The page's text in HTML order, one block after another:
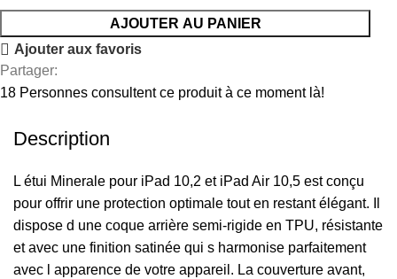
AJOUTER AU PANIER
Ajouter aux favoris
Partager:
18 Personnes consultent ce produit à ce moment là!
Description
L étui Minerale pour iPad 10,2 et iPad Air 10,5 est conçu
pour offrir une protection optimale tout en restant élégant. Il
dispose d une coque arrière semi-rigide en TPU, résistante
et avec une finition satinée qui s harmonise parfaitement
avec l apparence de votre appareil. La couverture avant,